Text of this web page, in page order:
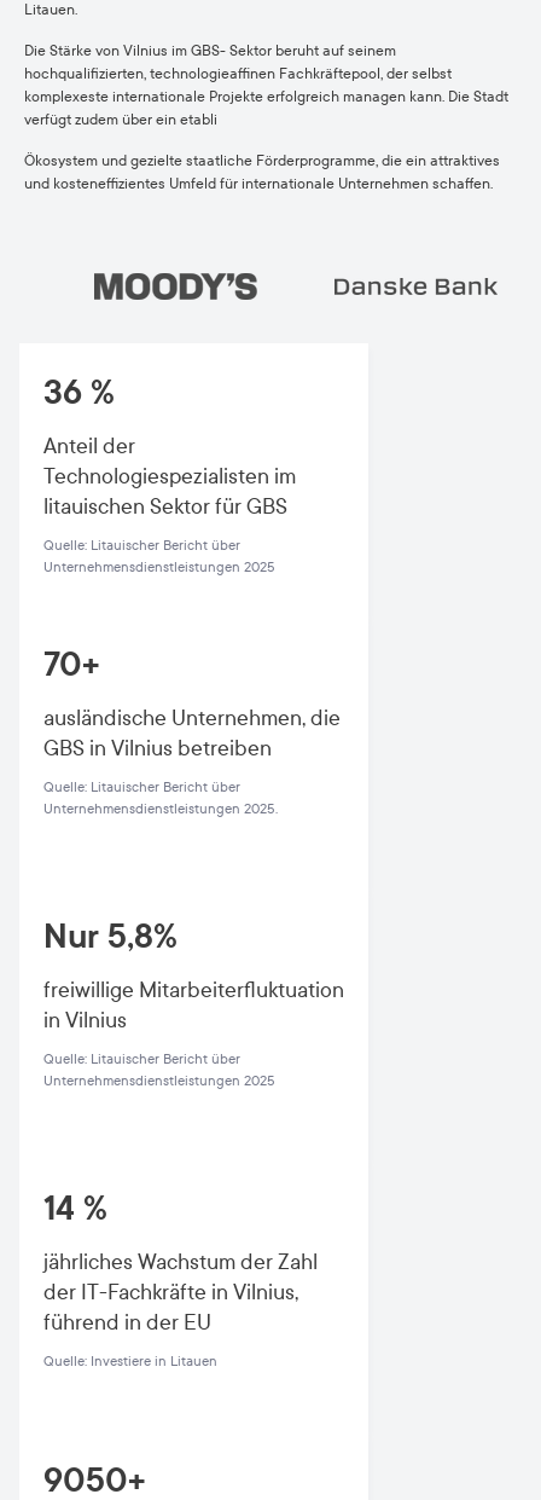
Litauen.
Die Stärke von Vilnius im GBS- Sektor beruht auf seinem
hochqualifizierten, technologieaffinen Fachkräftepool, der selbst
komplexeste internationale Projekte erfolgreich managen kann. Die Stadt
verfügt zudem über ein etabli
Ökosystem und gezielte staatliche Förderprogramme, die ein attraktives
und kosteneffizientes Umfeld für internationale Unternehmen schaffen.
36 %
Anteil der
Technologiespezialisten im
litauischen Sektor für GBS
Quelle: Litauischer Bericht über
Unternehmensdienstleistungen 2025
70+
ausländische Unternehmen, die
GBS in Vilnius betreiben
Quelle: Litauischer Bericht über
Unternehmensdienstleistungen 2025.
Nur 5,8%
freiwillige Mitarbeiterfluktuation
in Vilnius
Quelle: Litauischer Bericht über
Unternehmensdienstleistungen 2025
14 %
jährliches Wachstum der Zahl
der IT-Fachkräfte in Vilnius,
führend in der EU
Quelle: Investiere in Litauen
9050+